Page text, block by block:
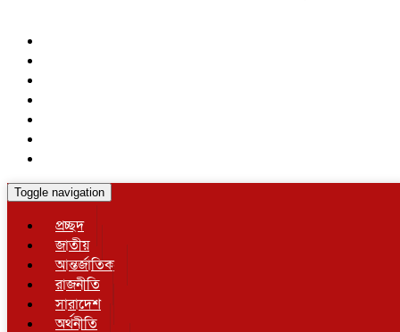
Toggle navigation
প্রচ্ছদ
জাতীয়
আন্তর্জাতিক
রাজনীতি
সারাদেশ
অর্থনীতি